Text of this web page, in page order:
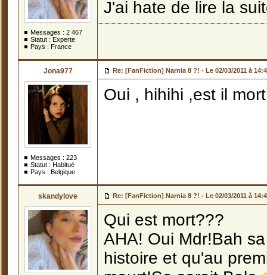
Messages : 2 467
Statut : Experte
Pays : France
J'ai hate de lire la
Jona977
Messages : 223
Statut : Habitué
Pays : Belgique
Re: [FanFiction] Narnia 8 ?! - Le 02/03/2011 à
Oui , hihihi ,est il
skandylove Re: [FanFiction] Narnia 8 ?! - Le 02/03/2011 à
Qui est mort???
AHA! Oui Mdr!Bah
histoire et qu'au